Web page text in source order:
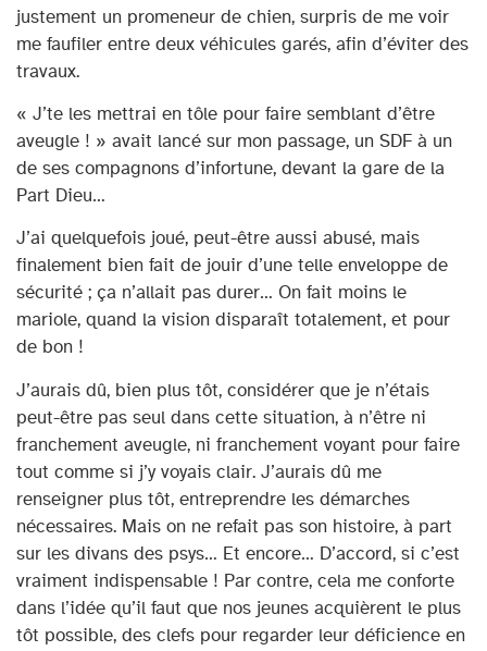
justement un promeneur de chien, surpris de me voir
me faufiler entre deux véhicules garés, afin d’éviter des
travaux.
« J’te les mettrai en tôle pour faire semblant d’être
aveugle ! » avait lancé sur mon passage, un SDF à un
de ses compagnons d’infortune, devant la gare de la
Part Dieu…
J’ai quelquefois joué, peut-être aussi abusé, mais
finalement bien fait de jouir d’une telle enveloppe de
sécurité ; ça n’allait pas durer… On fait moins le
mariole, quand la vision disparaît totalement, et pour
de bon !
J’aurais dû, bien plus tôt, considérer que je n’étais
peut-être pas seul dans cette situation, à n’être ni
franchement aveugle, ni franchement voyant pour faire
tout comme si j’y voyais clair. J’aurais dû me
renseigner plus tôt, entreprendre les démarches
nécessaires. Mais on ne refait pas son histoire, à part
sur les divans des psys… Et encore… D’accord, si c’est
vraiment indispensable ! Par contre, cela me conforte
dans l’idée qu’il faut que nos jeunes acquièrent le plus
tôt possible, des clefs pour regarder leur déficience en